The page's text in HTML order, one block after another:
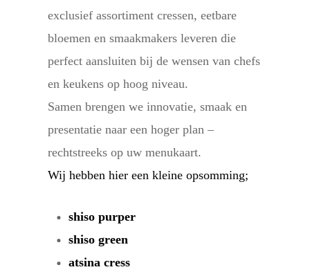
exclusief assortiment cressen, eetbare
bloemen en smaakmakers leveren die
perfect aansluiten bij de wensen van chefs
en keukens op hoog niveau.
Samen brengen we innovatie, smaak en
presentatie naar een hoger plan –
rechtstreeks op uw menukaart.
Wij hebben hier een kleine opsomming;
shiso purper
shiso green
atsina cress